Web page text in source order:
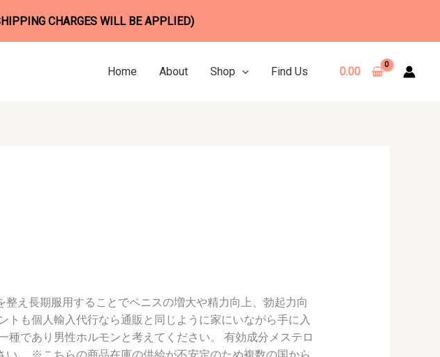
Home About Shop Find Us 0.00
え長期服用することでペニスの増大や精力向上、勃起力向
も個人輸入代行なら通販と同じように家にいながら手に入
であり男性ホルモンと考えてください。 有効成分メステロ
CHARGES WILL BE APPLIED)